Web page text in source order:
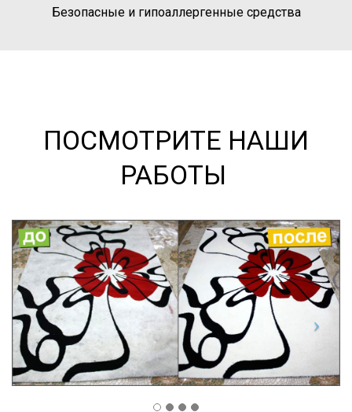
Безопасные и гипоаллергенные средства
ПОСМОТРИТЕ НАШИ
РАБОТЫ